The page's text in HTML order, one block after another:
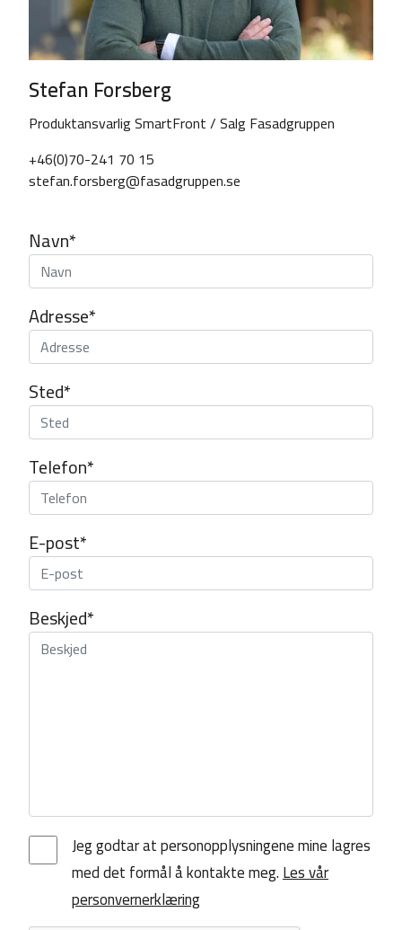
Stefan Forsberg
Produktansvarlig SmartFront / Salg Fasadgruppen
+46(0)70-241 70 15
stefan.forsberg@fasadgruppen.se
Navn*
Adresse*
Sted*
Telefon*
E-post*
Beskjed*
Jeg godtar at personopplysningene mine lagres
med det formål å kontakte meg.Les vår
personvernerklæring